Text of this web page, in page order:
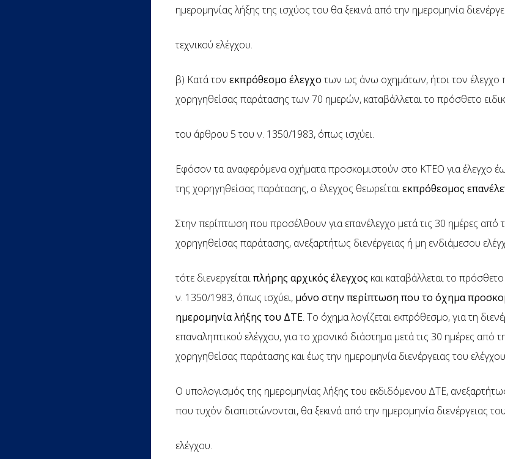
ημερομηνίας λήξης της ισχύος του θα ξεκινά από την ημερομηνία
τεχνικού ελέγχου.
β) Κατά τον εκπρόθεσμο έλεγχοτων ως άνω οχημάτων, ήτοι τον έλεγχο
χορηγηθείσας παράτασης των 70 ημερών, καταβάλλεται το πρόσθετο
του άρθρου 5 του ν. 1350/1983, όπως ισχύει.
Εφόσον τα αναφερόμενα οχήματα προσκομιστούν στο ΚΤΕΟ για έλεγχο
της χορηγηθείσας παράτασης, ο έλεγχος θεωρείταιεκπρόθεσμος
Στην περίπτωση που προσέλθουν για επανέλεγχο μετά τις 30 ημέρες από
χορηγηθείσας παράτασης, ανεξαρτήτως διενέργειας ή μη ενδιάμεσου
τότε διενεργείταιπλήρης αρχικός έλεγχος και καταβάλλεται το
ν. 1350/1983, όπως ισχύει, μόνο στην περίπτωση που το όχημα
ημερομηνία λήξης του ΔΤΕ. Το όχημα λογίζεται εκπρόθεσμο, για τη
επαναληπτικού ελέγχου, για το χρονικό διάστημα μετά τις 30 ημέρες από
χορηγηθείσας παράτασης και έως την ημερομηνία διενέργειας του
Ο υπολογισμός της ημερομηνίας λήξης του εκδιδόμενου ΔΤΕ,
που τυχόν διαπιστώνονται, θα ξεκινά από την ημερομηνία διενέργειας του
ελέγχου.